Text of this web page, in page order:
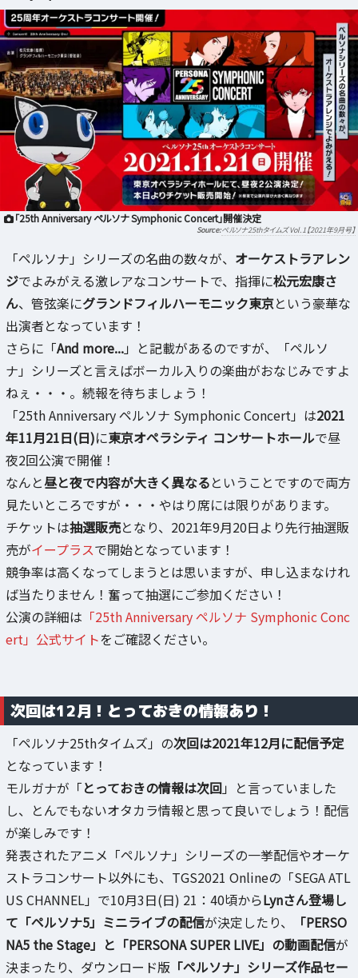
「25th Anniversary ペルソナ Symphonic Concert」開催決定
ペルソナ25thタイムズ Vol.1【2021年9月号】
「ペルソナ」シリーズの名曲の数々が、 オーケストラアレン
ジでよみがえる激レアなコンサートで、指揮に松元宏康さ
ん、管弦楽にグランドフィルハーモニック東京という豪華な
出演者となっています！
さらに「And more...」と記載があるのですが、「ペルソ
ナ」シリーズと言えばボーカル入りの楽曲がおなじみですよ
ねぇ・・・。続報を待ちましょう！
「25th Anniversary ペルソナ Symphonic Concert」は2021
年11月21日(日)に東京オペラシティ コンサートホールで昼
夜2回公演で開催！
なんと昼と夜で内容が大きく異なるということですので両方
見たいところですが・・・やはり席には限りがあります。
チケットは抽選販売となり、2021年9月20日より先行抽選販
売がイープラスで開始となっています！
競争率は高くなってしまうとは思いますが、申し込まなけれ
ば当たりません！奮って抽選にご参加ください！
公演の詳細は 「25th Anniversary ペルソナ Symphonic Conc
ert」公式サイトをご確認ください。
次回は12月！とっておきの情報あり！
「ペルソナ25thタイムズ」の次回は2021年12月に配信予定
となっています！
モルガナが「とっておきの情報は次回」と言っていました
し、とんでもないオタカラ情報と思って良いでしょう！配信
が楽しみです！
発表されたアニメ「ペルソナ」シリーズの一挙配信やオーケ
ストラコンサート以外にも、TGS2021 Onlineの「SEGA ATL
US CHANNEL」で10月3日(日) 21：40頃からLynさん登場し
て「ペルソナ5」ミニライブの配信が決定したり、
「PERSO
NA5 the Stage」と「PERSONA SUPER LIVE」の動画配信が
決まったり、ダウンロード版 「ペルソナ」シリーズ作品セー